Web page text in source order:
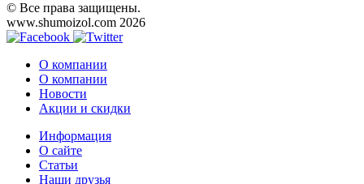
© Все права защищены.
www.shumoizol.com 2026
О компании
О компании
Новости
Акции и скидки
Информация
О сайте
Статьи
Наши друзья